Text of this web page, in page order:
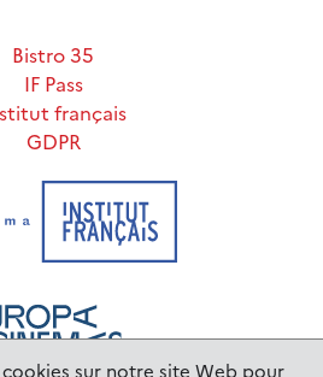
Bistro 35
IF Pass
français
GDPR